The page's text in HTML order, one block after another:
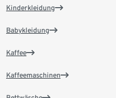
Kinderkleidung
Babykleidung
Kaffee
Kaffeemaschinen